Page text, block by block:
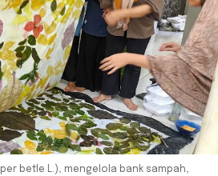
betle L.), mengelola bank sampah,